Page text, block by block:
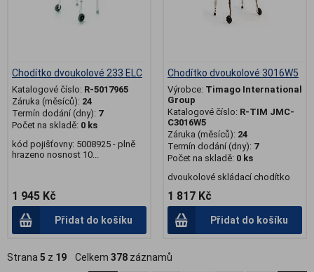
Chodítko dvoukolové 233 ELC
Katalogové číslo: R-5017965
Záruka (měsíců): 24
Termín dodání (dny): 7
Počet na skladě: 0 ks
kód pojišťovny: 5008925 - plně
hrazeno nosnost 10...
1 945 Kč
Přidat do košíku
Chodítko dvoukolové 3016W5
Výrobce: Timago International
Group
Katalogové číslo: R-TIM JMC-
C3016W5
Záruka (měsíců): 24
Termín dodání (dny): 7
Počet na skladě: 0 ks
dvoukolové skládací chodítko
1 817 Kč
Přidat do košíku
Strana5 z 19 Celkem 378 záznamů